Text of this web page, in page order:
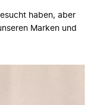
haben, aber
Marken und